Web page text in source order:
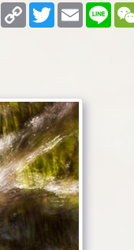
Facebook
Copy
Link
TwitterEmailLine